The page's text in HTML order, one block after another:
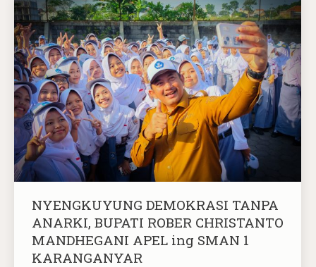
NYENGKUYUNG DEMOKRASI TANPA
ANARKI, BUPATI ROBER CHRISTANTO
MANDHEGANI APEL ing SMAN 1
KARANGANYAR